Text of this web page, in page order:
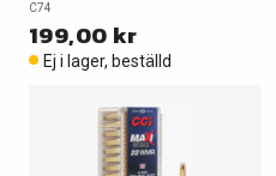
C74
199,00 kr
Ej i lager, beställd